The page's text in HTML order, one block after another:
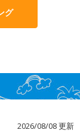
グ
2026/08/08 更新